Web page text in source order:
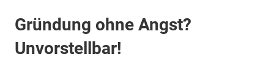
Gründung ohne Angst?
Unvorstellbar!